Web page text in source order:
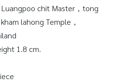
chit Master，tong
lahong Temple，
1.8 cm.